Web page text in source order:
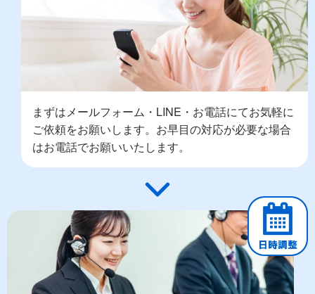
まずはメールフォーム・LINE・お電話にてお気軽に
ご依頼をお願いします。お早目の対応が必要な場合
はお電話でお願いいたします。